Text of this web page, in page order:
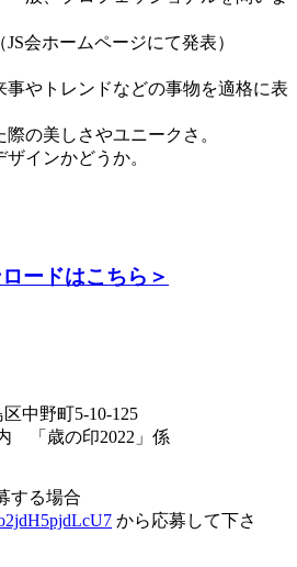
JS会ホームページにて発表）
やトレンドなどの事物を適格に表
の美しさやユニークさ。
インかどうか。
ードはこちら＞
中野町5-10-125
「歳の印2022」係
する場合
から応募して下さ